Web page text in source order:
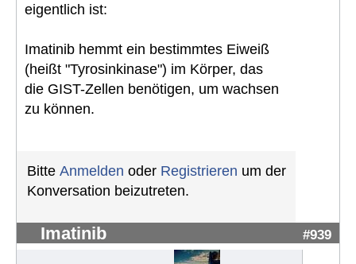
eigentlich ist:
Imatinib hemmt ein bestimmtes Eiweiß
(heißt "Tyrosinkinase") im Körper, das
die GIST-Zellen benötigen, um wachsen
zu können.
Bitte Anmelden oder Registrieren um der
Konversation beizutreten.
Imatinib #939